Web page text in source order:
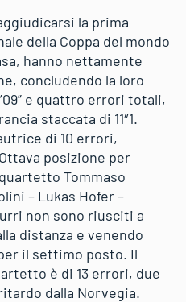
la prima
della Coppa del mondo
hanno nettamente
concludendo la loro
e quattro errori totali,
staccata di 11″1.
di 10 errori,
posizione per
Tommaso
– Lukas Hofer –
non sono riusciti a
distanza e venendo
il settimo posto. Il
è di 13 errori, due
dalla Norvegia.